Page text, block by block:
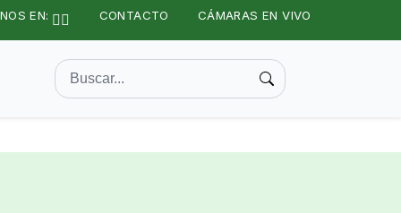
EN: CONTACTO CÁMARAS EN VIVO